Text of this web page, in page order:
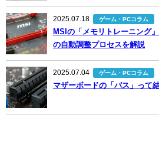
2025.07.18 ゲーム・PCコラム
MSIの「メモリトレーニング
の自動調整プロセスを解説
2025.07.04 ゲーム・PCコラム
マザーボードの「バス」って